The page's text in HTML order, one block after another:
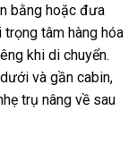
bằng hoặc đưa
tâm hàng hóa
khi di chuyển.
và gần cabin,
trụ nâng về sau